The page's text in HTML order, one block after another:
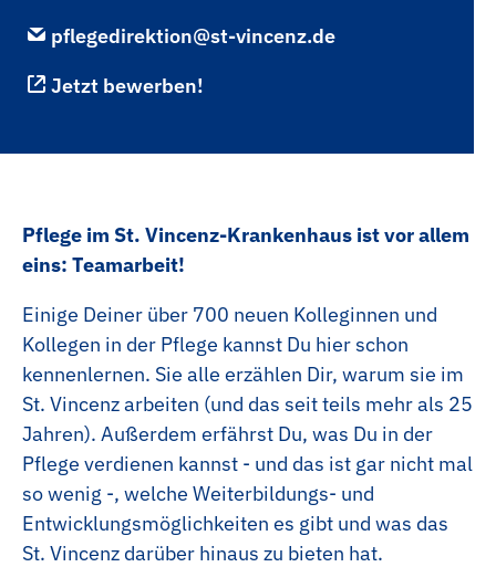
Anpassungslehrgang
ACLS Kurse
NIV Kurse
Innerbetriebliche Fortbildungen
Medizinische Technologin | Medizinischer
Technologe für Radiologie (MTR)
Kaufleute im Gesundheitswesen
Kaufleute für Büromanagement
Elektronikerin |Elektroniker
Anlagenmechanikerin | Anlagenmechaniker
Fachinformatikerin | Fachinformatiker
Fachlageristin | Fachlagerist
Köchin | Koch
Jahrespraktikum
pflegedirektion@st-vincenz.de
Jetzt bewerben!
Pflege im St. Vincenz-Krankenhaus ist vor allem
eins: Teamarbeit!
Einige Deiner über 700 neuen Kolleginnen und
Kollegen in der Pflege kannst Du hier schon
kennenlernen. Sie alle erzählen Dir, warum sie im
St. Vincenz arbeiten (und das seit teils mehr als 25
Jahren). Außerdem erfährst Du, was Du in der
Pflege verdienen kannst - und das ist gar nicht mal
so wenig -, welche Weiterbildungs- und
Entwicklungsmöglichkeiten es gibt und was das
St. Vincenz darüber hinaus zu bieten hat.